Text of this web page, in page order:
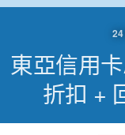
東亞信用
折扣 +